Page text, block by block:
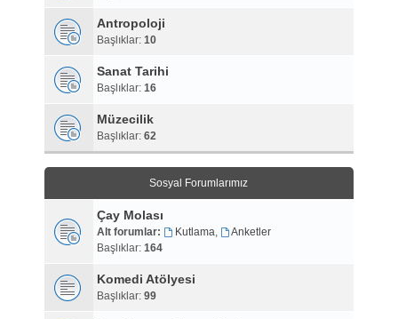
Antropoloji
Başlıklar: 10
Sanat Tarihi
Başlıklar: 16
Müzecilik
Başlıklar: 62
Sosyal Forumlarımız
Çay Molası
Alt forumlar: Kutlama,
Anketler
Başlıklar: 164
Komedi Atölyesi
Başlıklar: 99